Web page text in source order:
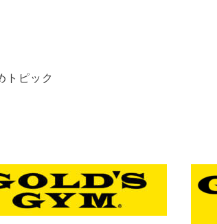
トピック